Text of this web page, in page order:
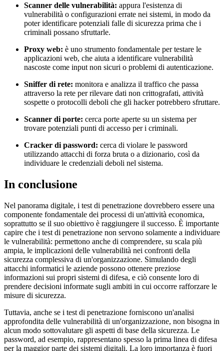
Scanner delle vulnerabilità: appura l'esistenza di
vulnerabilità o configurazioni errate nei sistemi, in modo da
poter identificare potenziali falle di sicurezza prima che i
criminali possano sfruttarle.
Proxy web: è uno strumento fondamentale per testare le
applicazioni web, che aiuta a identificare vulnerabilità
nascoste come input non sicuri o problemi di autenticazione.
Sniffer di rete: monitora e analizza il traffico che passa
attraverso la rete per rilevare dati non crittografati, attività
sospette o protocolli deboli che gli hacker potrebbero sfruttare.
Scanner di porte: cerca porte aperte su un sistema per
trovare potenziali punti di accesso per i criminali.
Cracker di password: cerca di violare le password
utilizzando attacchi di forza bruta o a dizionario, così da
individuare le credenziali deboli nel sistema.
In conclusione
Nel panorama digitale, i test di penetrazione dovrebbero essere una
componente fondamentale dei processi di un'attività economica,
soprattutto se il suo obiettivo è raggiungere il successo. È importante
capire che i test di penetrazione non servono solamente a individuare
le vulnerabilità: permettono anche di comprendere, su scala più
ampia, le implicazioni delle vulnerabilità nei confronti della
sicurezza complessiva di un'organizzazione. Simulando degli
attacchi informatici le aziende possono ottenere preziose
informazioni sui propri sistemi di difesa, e ciò consente loro di
prendere decisioni informate sugli ambiti in cui occorre rafforzare le
misure di sicurezza.
Tuttavia, anche se i test di penetrazione forniscono un'analisi
approfondita delle vulnerabilità di un'organizzazione, non bisogna in
alcun modo sottovalutare gli aspetti di base della sicurezza. Le
password, ad esempio, rappresentano spesso la prima linea di difesa
per la maggior parte dei sistemi digitali. La loro importanza è fuori